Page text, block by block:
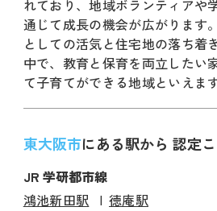
れており、地域ボランティアや
通じて成長の機会が広がります
としての活気と住宅地の落ち着
中で、教育と保育を両立したい
て子育てができる地域といえます
東大阪市にある駅から 認定
JR 学研都市線
鴻池新田駅
徳庵駅